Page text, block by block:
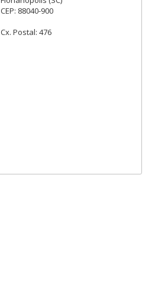
CEP: 88040-900
Cx. Postal: 476